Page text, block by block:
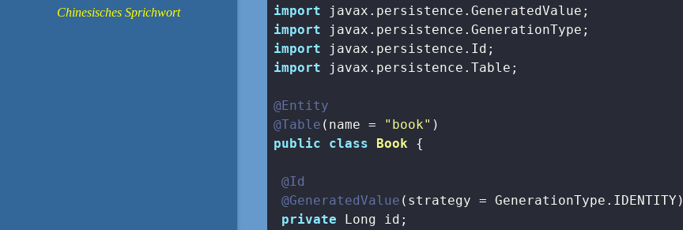
Chinesisches Sprichwort
import
import
import
import javax.persistence.Table;
@Entity
@Table (name = "book"
public
class Book {
@Id
@GeneratedValue (strategy = GenerationType.IDENTITY)
private Long id;